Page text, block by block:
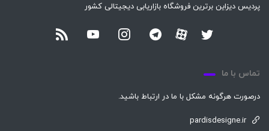
پردیس دیزاین برترین فروشگاه بازاریابی دیجیتالی کشور
تماس با ما
درصورت هرگونه مشکل با ما در ارتباط باشید.
pardisdesigne.ir